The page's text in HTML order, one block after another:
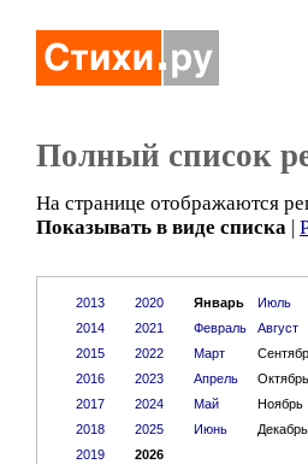
Полный список
На странице отображаются
Показывать в виде списка |
2013
2014
2015
2016
2017
2018
2019
2020
2021
2022
2023
2024
2025
2026
Январь
Июль
Февраль
Август
Март
Апрель
Октябрь
Май
Ноябрь
Июнь
Декабрь